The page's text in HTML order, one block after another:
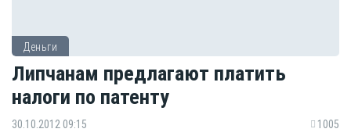
Деньги
Липчанам предлагают платить
налоги по патенту
30.10.2012 09:15 1005